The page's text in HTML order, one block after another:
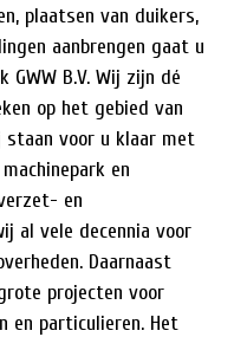
plaatsen van duikers,
aanbrengen gaat u
B.V. Wij zijn dé
op het gebied van
staan voor u klaar met
en
en
al vele decennia voor
Daarnaast
projecten voor
en particulieren. Het